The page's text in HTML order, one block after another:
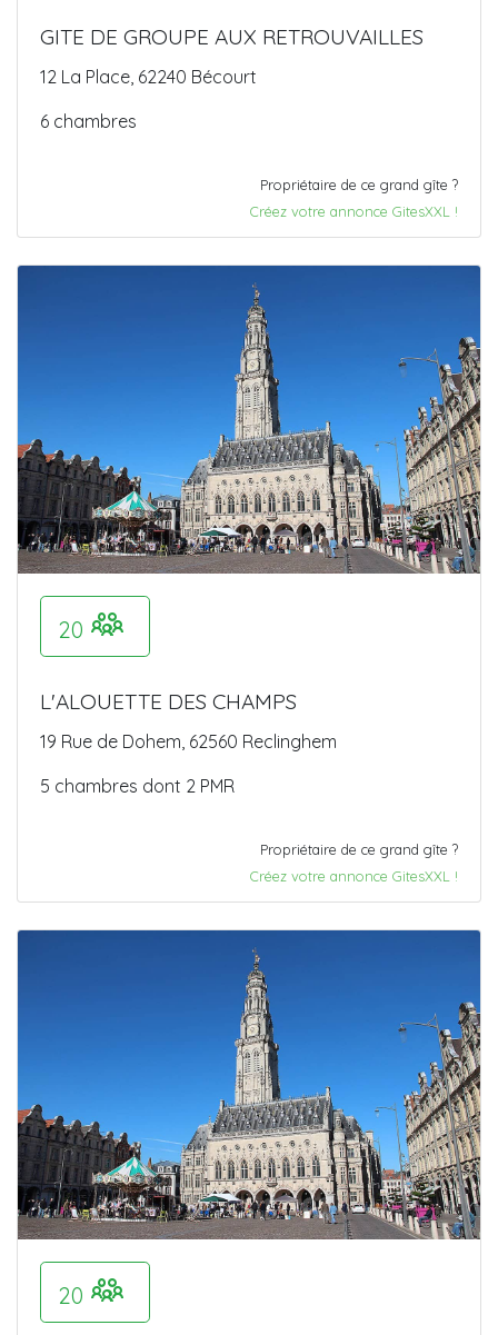
GITE DE GROUPE AUX RETROUVAILLES
12 La Place, 62240 Bécourt
6 chambres
Propriétaire de ce grand gîte ?
Créez votre annonce GitesXXL !
20
L'ALOUETTE DES CHAMPS
19 Rue de Dohem, 62560 Reclinghem
5 chambres dont 2 PMR
Propriétaire de ce grand gîte ?
Créez votre annonce GitesXXL !
20